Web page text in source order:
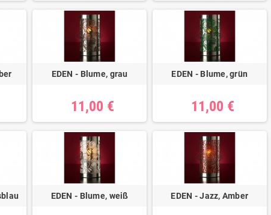
EDEN - Blume, grau
11,00 €
EDEN - Blume, grün
11,00 €
EDEN - Blume, weiß EDEN - Jazz, Amber